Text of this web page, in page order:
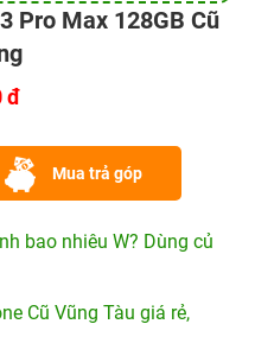
Pro Max 128GB Cũ
đ
Mua trả góp
bao nhiêu W? Dùng củ
Cũ Vũng Tàu giá rẻ,